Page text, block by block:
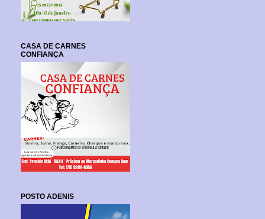
CASA DE CARNES
CONFIANÇA
POSTO ADENIS